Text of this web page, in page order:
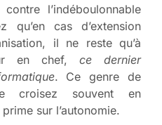
l’indéboulonnable
qu’en cas d’extension
il ne reste qu’à
en chef, ce dernier
. Ce genre de
croisez souvent en
sur l’autonomie.